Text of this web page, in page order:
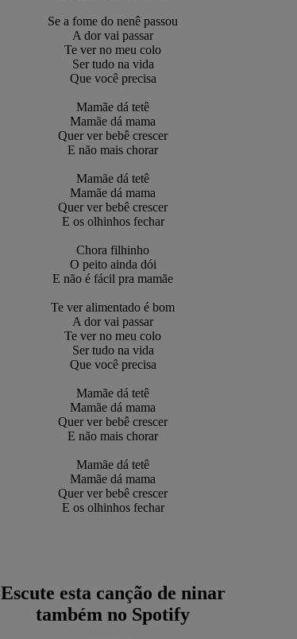
Se a fome do nenê passou
A dor vai passar
Te ver no meu colo
Ser tudo na vida
Que você precisa
Mamãe dá tetê
Mamãe dá mama
Quer ver bebê crescer
E não mais chorar
Mamãe dá tetê
Mamãe dá mama
Quer ver bebê crescer
E os olhinhos fechar
Chora filhinho
O peito ainda dói
E não é fácil pra mamãe
Te ver alimentado é bom
A dor vai passar
Te ver no meu colo
Ser tudo na vida
Que você precisa
Mamãe dá tetê
Mamãe dá mama
Quer ver bebê crescer
E não mais chorar
Mamãe dá tetê
Mamãe dá mama
Quer ver bebê crescer
E os olhinhos fechar
Escute esta canção de ninar
também no Spotify